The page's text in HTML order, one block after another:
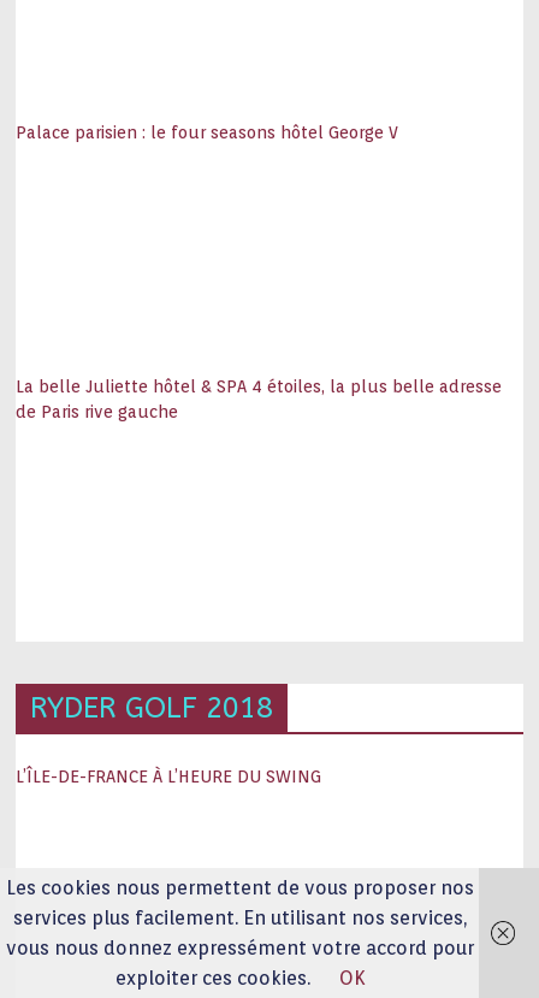
Palace parisien : le four seasons hôtel George V
La belle Juliette hôtel & SPA 4 étoiles, la plus belle adresse
de Paris rive gauche
RYDER GOLF 2018
L’ÎLE-DE-FRANCE À L’HEURE DU SWING
Les cookies nous permettent de vous proposer nos
services plus facilement. En utilisant nos services,
vous nous donnez expressément votre accord pour
exploiter ces cookies.
OK